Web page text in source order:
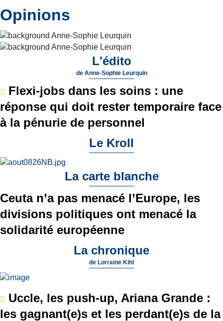
Opinions
L'édito
de Anne-Sophie Leurquin
Flexi-jobs dans les soins : une
réponse qui doit rester temporaire face
à la pénurie de personnel
Le Kroll
La carte blanche
Ceuta n’a pas menacé l’Europe, les
divisions politiques ont menacé la
solidarité européenne
La chronique
de Lorraine Kihl
Uccle, les push-up, Ariana Grande :
les gagnant(e)s et les perdant(e)s de la